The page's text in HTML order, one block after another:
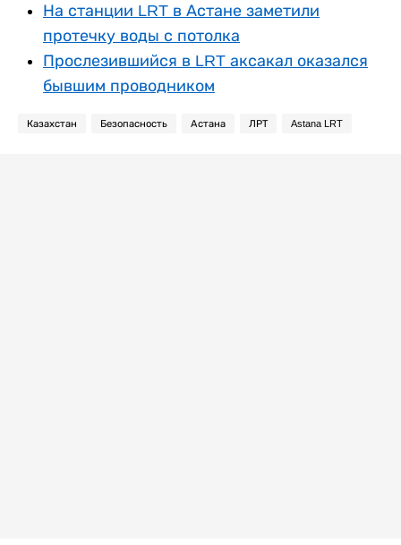
На станции LRT в Астане заметили
протечку воды с потолка
Прослезившийся в LRT аксакал оказался
бывшим проводником
Казахстан Безопасность Астана ЛРТ Astana LRT